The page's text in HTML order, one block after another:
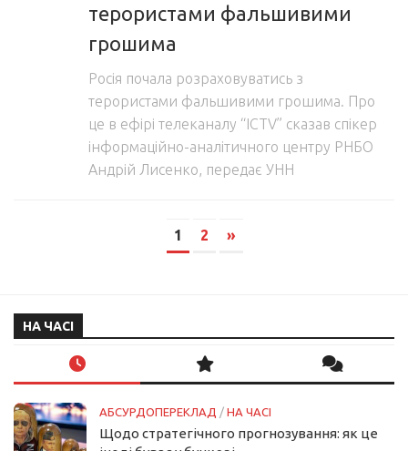
терористами фальшивими
грошима
Росія почала розраховуватись з
терористами фальшивими грошима. Про
це в ефірі телеканалу “ICTV” сказав спікер
інформаційно-аналітичного центру РНБО
Андрій Лисенко, передає УНН
1 2 »
НА ЧАСІ
АБСУРДОПЕРЕКЛАД / НА ЧАСІ
Щодо стратегічного прогнозування: як це